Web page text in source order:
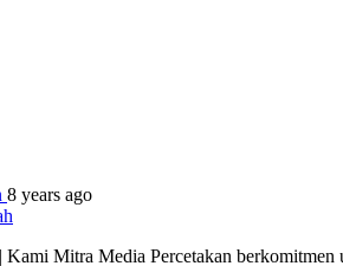
8 years ago
Mitra Media Percetakan